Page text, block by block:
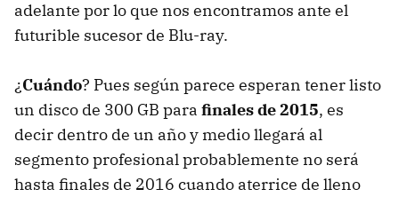
adelante por lo que nos encontramos ante el
futurible sucesor de Blu-ray.
¿Cuándo? Pues según parece esperan tener listo
un disco de 300 GB para finales de 2015, es
decir dentro de un año y medio llegará al
segmento profesional probablemente no será
hasta finales de 2016 cuando aterrice de lleno